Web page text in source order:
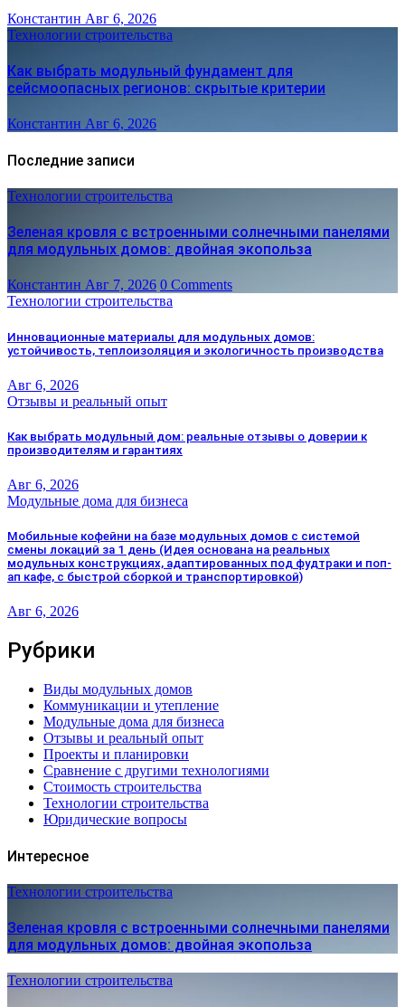
Константин Авг 6, 2026
Технологии строительства
Как выбрать модульный фундамент для
сейсмоопасных регионов: скрытые критерии
Константин Авг 6, 2026
Последние записи
Технологии строительства
Зеленая кровля с встроенными солнечными панелями
для модульных домов: двойная экопольза
Константин Авг 7, 2026 0 Comments
Технологии строительства
Инновационные материалы для модульных домов:
устойчивость, теплоизоляция и экологичность производства
Авг 6, 2026
Отзывы и реальный опыт
Как выбрать модульный дом: реальные отзывы о доверии к
производителям и гарантиях
Авг 6, 2026
Модульные дома для бизнеса
Мобильные кофейни на базе модульных домов с системой
смены локаций за 1 день (Идея основана на реальных
модульных конструкциях, адаптированных под фудтраки и поп-
ап кафе, с быстрой сборкой и транспортировкой)
Авг 6, 2026
Рубрики
Виды модульных домов
Коммуникации и утепление
Модульные дома для бизнеса
Отзывы и реальный опыт
Проекты и планировки
Сравнение с другими технологиями
Стоимость строительства
Технологии строительства
Юридические вопросы
Интересное
Технологии строительства
Зеленая кровля с встроенными солнечными панелями
для модульных домов: двойная экопольза
Технологии строительства